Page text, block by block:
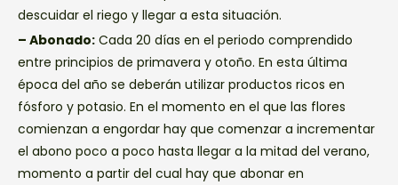
descuidar el riego y llegar a esta situación.
– Abonado: Cada 20 días en el periodo comprendido
entre principios de primavera y otoño. En esta última
época del año se deberán utilizar productos ricos en
fósforo y potasio. En el momento en el que las flores
comienzan a engordar hay que comenzar a incrementar
el abono poco a poco hasta llegar a la mitad del verano,
momento a partir del cual hay que abonar en